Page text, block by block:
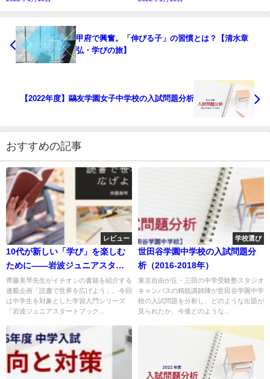
甲府で興奮。「伸びる子」の習慣とは？【清水章
弘・学びの旅】
【2022年度】鷗友学園女子中学校の入試問題分析
おすすめの記事
レビュー
10代が新しい「学び」を楽しむ
ために――岩波ジュニアスター
トブックス
齊藤美琴先生がイチオシの書籍を紹介する
連載企画「読書で世界を広げよう」。今回
は中学生を対象とした学習入門シリーズ
『岩波ジュニアスタートブック...
学校選び
世田谷学園中学校の入試問題分
析（2016-2018年）
東京自由が丘・三田の中学受験塾スタジオ
キャンパスの精鋭講師陣が世田谷学園中学
校の入試問題を分析し、どのような出題が
見られたか、今後どのような...